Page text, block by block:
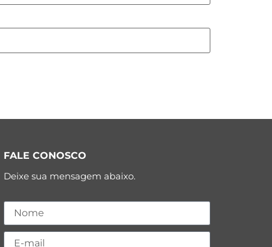
FALE CONOSCO
Deixe sua mensagem abaixo.